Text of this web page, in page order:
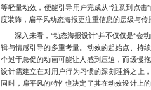
等轻量动效，便能引导用户完成从“注意到点
度装饰，扁平风动态海报更注重信息的层级与
深入来看，“动态海报设计”并不仅仅是“会动
辑与情感引导的多重考量。动效的起始点、持
个过于急促的动画可能让人感到压迫，而缓慢
设计需建立在对用户行为习惯的深刻理解之上
同时，扁平风的特性也决定了其在动效设计